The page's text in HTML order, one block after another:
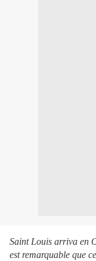
Saint Louis arriva en
est remarquable que